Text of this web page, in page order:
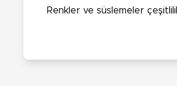
Renkler ve süslemeler